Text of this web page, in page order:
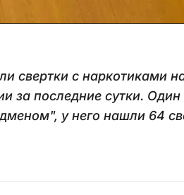
свертки с наркотиками
за последние сутки. Один
у него нашли 64